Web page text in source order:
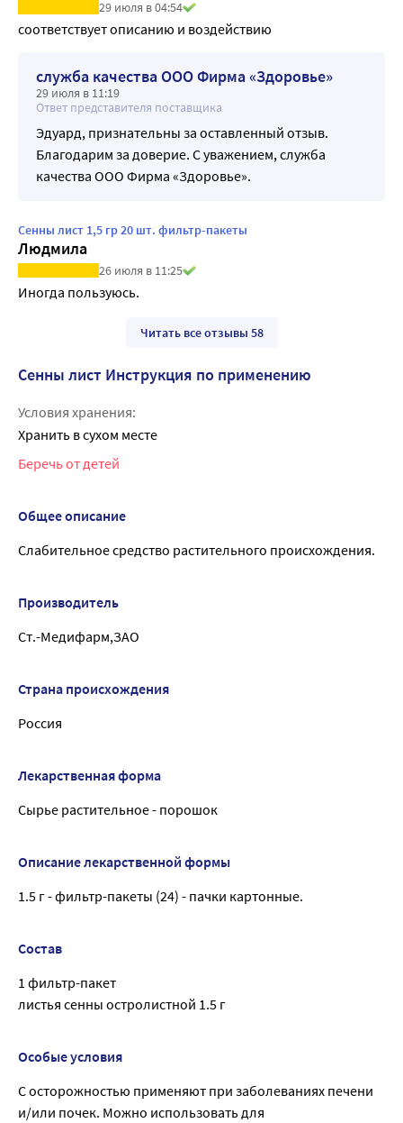
29 июля в 04:54
соответствует описанию и воздействию
служба качества ООО Фирма «Здоровье»
29 июля в 11:19
Ответ представителя поставщика
Эдуард, признательны за оставленный отзыв.
Благодарим за доверие. С уважением, служба
качества ООО Фирма «Здоровье».
Сенны лист 1,5 гр 20 шт. фильтр-пакеты
Людмила
26 июля в 11:25
Иногда пользуюсь.
Читать все отзывы 58
Сенны лист Инструкция по применению
Условия хранения:
Хранить в сухом месте
Беречь от детей
Общее описание
Слабительное средство растительного происхождения.
Производитель
Ст.-Медифарм,ЗАО
Страна происхождения
Россия
Лекарственная форма
Сырье растительное - порошок
Описание лекарственной формы
1.5 г - фильтр-пакеты (24) - пачки картонные.
Состав
1 фильтр-пакет
листья сенны остролистной 1.5 г
Особые условия
С осторожностью применяют при заболеваниях печени
и/или почек. Можно использовать для